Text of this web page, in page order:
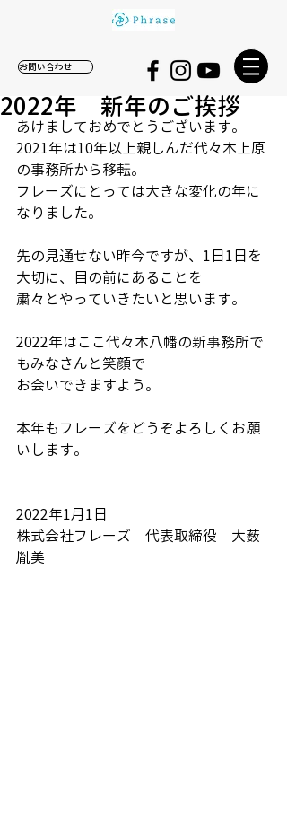
お問い合わせ
2022年 新年のご挨拶
あけましておめでとうございます。
2021年は10年以上親しんだ代々木上原
の事務所から移転。
フレーズにとっては大きな変化の年に
なりました。
先の見通せない昨今ですが、1日1日を
大切に、目の前にあることを
粛々とやっていきたいと思います。
2022年はここ代々木八幡の新事務所で
もみなさんと笑顔で
お会いできますよう。
本年もフレーズをどうぞよろしくお願
いします。
2022年1月1日
株式会社フレーズ　代表取締役　大薮
胤美